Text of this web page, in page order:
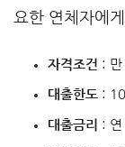
요한 연체자에
자격조건 :
대출한도:
대출금리 :